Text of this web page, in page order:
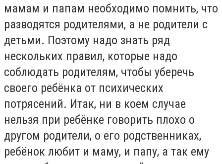
мамам и папам необходимо помнить, что
разводятся родителями, а не родители с
детьми. Поэтому надо знать ряд
нескольких правил, которые надо
соблюдать родителям, чтобы уберечь
своего ребёнка от психических
потрясений. Итак, ни в коем случае
нельзя при ребёнке говорить плохо о
другом родители, о его родственниках,
ребёнок любит и маму, и папу, а так ему